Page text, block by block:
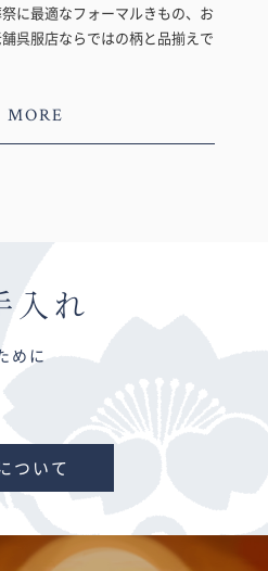
に最適なフォーマルきもの、お
呉服店ならではの柄と品揃えで
MORE
入れ
めに
ついて